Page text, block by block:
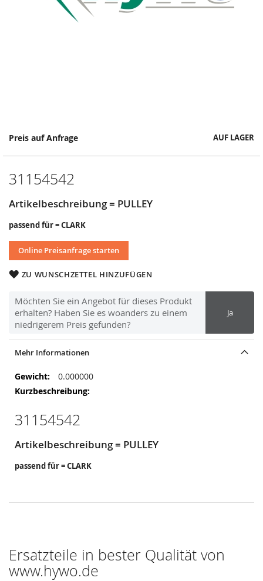
Preis auf Anfrage AUF LAGER
31154542
Artikelbeschreibung = PULLEY
passend für = CLARK
Online Preisanfrage starten
ZU WUNSCHZETTEL HINZUFÜGEN
Möchten Sie ein Angebot für dieses Produkt
erhalten? Haben Sie es woanders zu einem
niedrigerem Preis gefunden?
Ja
Springe
Anfang
Bildergalerie
Mehr Informationen
Mehr
Informationen
0.000000
31154542
Artikelbeschreibung = PULLEY
passend für = CLARK
Ersatzteile in bester Qualität von
www.hywo.de